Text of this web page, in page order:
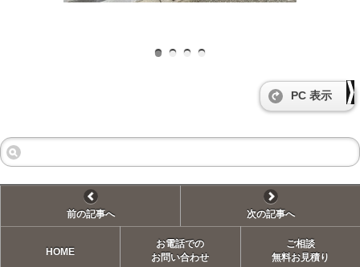
PC 表示
前の記事へ 次の記事へ
HOME
お電話での
お問い合わせ
ご相談
無料お見積り